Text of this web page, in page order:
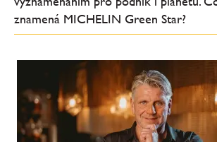
znamená MICHELIN Green Star?